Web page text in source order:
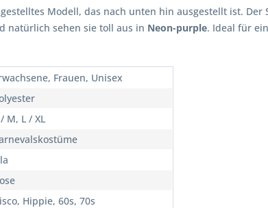
Modell, das nach unten hin ausgestellt ist.
natürlich sehen sie toll aus in Neon-purple. Ideal für
Frauen, Unisex
M, L / XL
Hippie, 60s, 70s